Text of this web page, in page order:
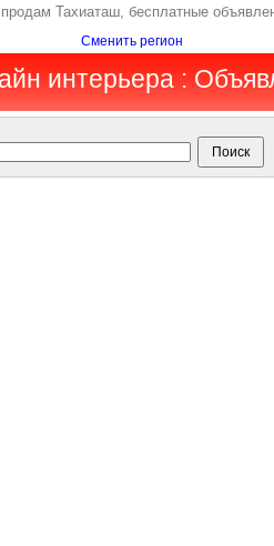
Тахиаташ, бесплатные
Сменить регион
интерьера :